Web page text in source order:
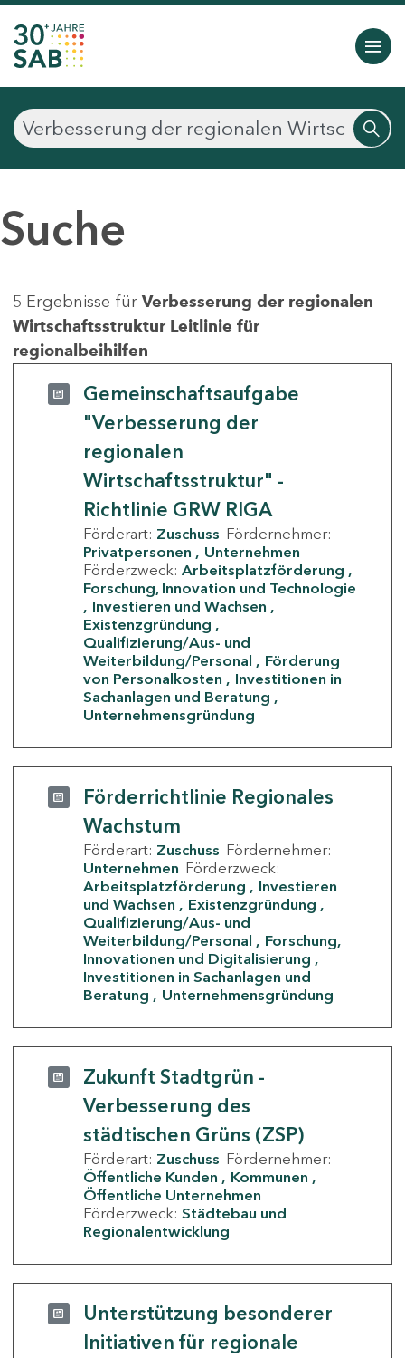
Suche
5 Ergebnisse für Verbesserung der regionalen
Wirtschaftsstruktur Leitlinie für
regionalbeihilfen
Gemeinschaftsaufgabe
"Verbesserung der
regionalen
Wirtschaftsstruktur" -
Richtlinie GRW RIGA
Förderart: Zuschuss Fördernehmer:
Privatpersonen
Unternehmen
Förderzweck: Arbeitsplatzförderung
Forschung, Innovation und Technologie
Investieren und Wachsen
Existenzgründung
Qualifizierung/Aus- und
Weiterbildung/Personal
Förderung
von Personalkosten
Investitionen in
Sachanlagen und Beratung
Unternehmensgründung
Förderrichtlinie Regionales
Wachstum
Förderart: Zuschuss Fördernehmer:
Unternehmen Förderzweck:
Arbeitsplatzförderung
Investieren
und Wachsen
Existenzgründung
Qualifizierung/Aus- und
Weiterbildung/Personal
Forschung,
Innovationen und Digitalisierung
Investitionen in Sachanlagen und
Beratung
Unternehmensgründung
Zukunft Stadtgrün -
Verbesserung des
städtischen Grüns (ZSP)
Förderart: Zuschuss Fördernehmer:
Öffentliche Kunden
Kommunen
Öffentliche Unternehmen
Förderzweck: Städtebau und
Regionalentwicklung
Unterstützung besonderer
Initiativen für regionale